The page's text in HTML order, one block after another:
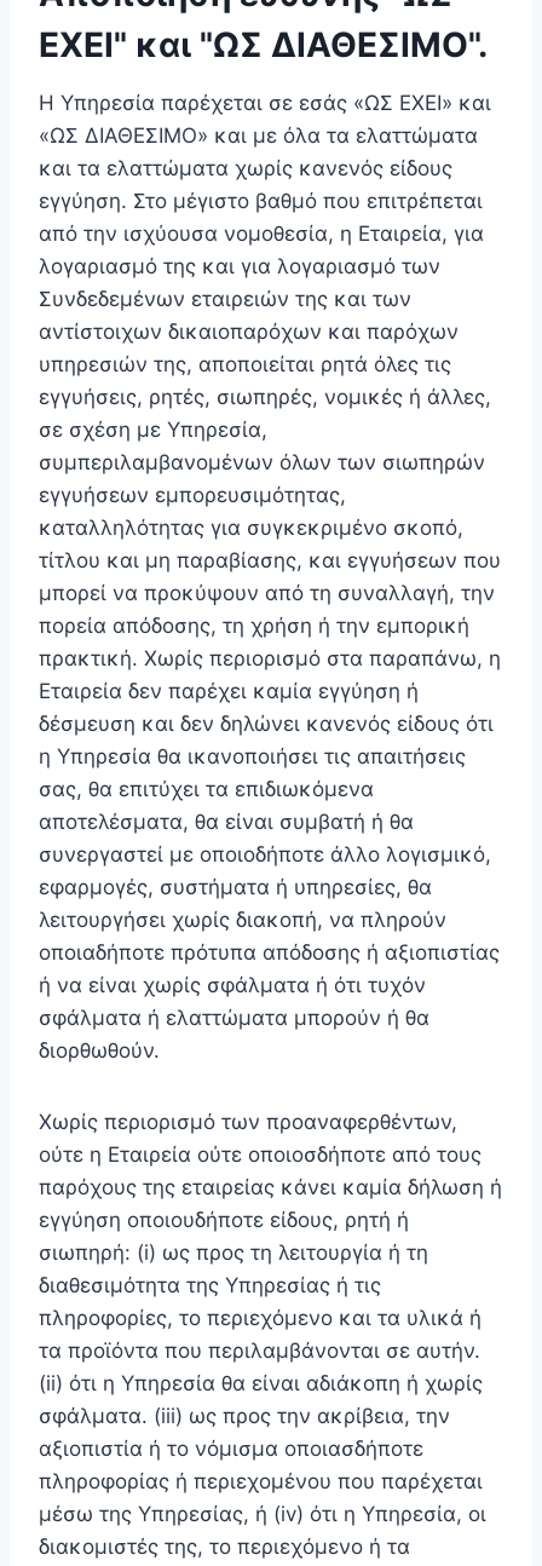
ΕΧΕΙ" και "ΩΣ ΔΙΑΘΕΣΙΜΟ".
Η Υπηρεσία παρέχεται σε εσάς «ΩΣ ΕΧΕΙ» και
«ΩΣ ΔΙΑΘΕΣΙΜΟ» και με όλα τα ελαττώματα
και τα ελαττώματα χωρίς κανενός είδους
εγγύηση. Στο μέγιστο βαθμό που επιτρέπεται
από την ισχύουσα νομοθεσία, η Εταιρεία, για
λογαριασμό της και για λογαριασμό των
Συνδεδεμένων εταιρειών της και των
αντίστοιχων δικαιοπαρόχων και παρόχων
υπηρεσιών της, αποποιείται ρητά όλες τις
εγγυήσεις, ρητές, σιωπηρές, νομικές ή άλλες,
σε σχέση με Υπηρεσία,
συμπεριλαμβανομένων όλων των σιωπηρών
εγγυήσεων εμπορευσιμότητας,
καταλληλότητας για συγκεκριμένο σκοπό,
τίτλου και μη παραβίασης, και εγγυήσεων που
μπορεί να προκύψουν από τη συναλλαγή, την
πορεία απόδοσης, τη χρήση ή την εμπορική
πρακτική. Χωρίς περιορισμό στα παραπάνω, η
Εταιρεία δεν παρέχει καμία εγγύηση ή
δέσμευση και δεν δηλώνει κανενός είδους ότι
η Υπηρεσία θα ικανοποιήσει τις απαιτήσεις
σας, θα επιτύχει τα επιδιωκόμενα
αποτελέσματα, θα είναι συμβατή ή θα
συνεργαστεί με οποιοδήποτε άλλο λογισμικό,
εφαρμογές, συστήματα ή υπηρεσίες, θα
λειτουργήσει χωρίς διακοπή, να πληρούν
οποιαδήποτε πρότυπα απόδοσης ή αξιοπιστίας
ή να είναι χωρίς σφάλματα ή ότι τυχόν
σφάλματα ή ελαττώματα μπορούν ή θα
διορθωθούν.
Χωρίς περιορισμό των προαναφερθέντων,
ούτε η Εταιρεία ούτε οποιοσδήποτε από τους
παρόχους της εταιρείας κάνει καμία δήλωση ή
εγγύηση οποιουδήποτε είδους, ρητή ή
σιωπηρή: (i) ως προς τη λειτουργία ή τη
διαθεσιμότητα της Υπηρεσίας ή τις
πληροφορίες, το περιεχόμενο και τα υλικά ή
τα προϊόντα που περιλαμβάνονται σε αυτήν.
(ii) ότι η Υπηρεσία θα είναι αδιάκοπη ή χωρίς
σφάλματα. (iii) ως προς την ακρίβεια, την
αξιοπιστία ή το νόμισμα οποιασδήποτε
πληροφορίας ή περιεχομένου που παρέχεται
μέσω της Υπηρεσίας, ή (iv) ότι η Υπηρεσία, οι
διακομιστές της, το περιεχόμενο ή τα